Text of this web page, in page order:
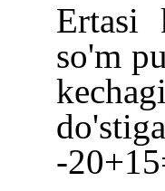
Ertasi
so'm
-